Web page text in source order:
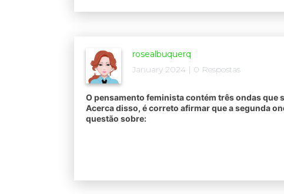
rosealbuquerq
January 2024 | 0 Respostas
O pensamento feminista contém três ondas que
Acerca disso, é correto afirmar que a segunda
questão sobre: